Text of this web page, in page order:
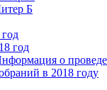
Б
год
о
в 2018 году